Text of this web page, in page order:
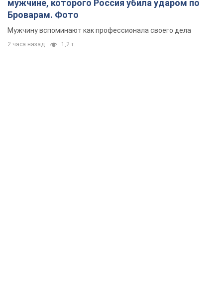
мужчине, которого Россия убила ударом по
Броварам. Фото
Мужчину вспоминают как профессионала своего дела
2 часа назад 1,2 т.